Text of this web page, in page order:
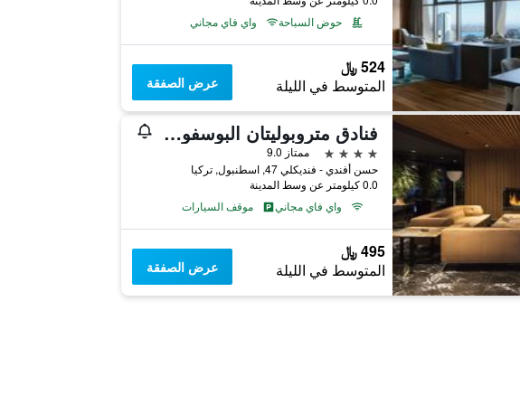
حوض السباحة
واي فاي مجاني
524 ﷼
المتوسط في الليلة عرض الصفقة
فنادق متروبوليتان البوسفور - فئة خاصة
4 نجوم
ممتاز 9.0
حسن أفندي - فنديكلي 47, اسطنبول, تركيا
0.0 كيلومتر عن وسط المدينة
واي فاي مجاني
موقف السيارات
495 ﷼
المتوسط في الليلة عرض الصفقة